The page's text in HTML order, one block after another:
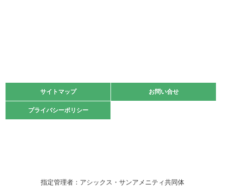
緑ケ丘体育館
2021.10.23
卓球選手権大会ラージボールの部開催☆
サイトマップ お問い合せ
プライバシーポリシー
サイトマップ お問い合せ
プライバシーポリシー
指定管理者：アシックス・サンアメニティ共同体